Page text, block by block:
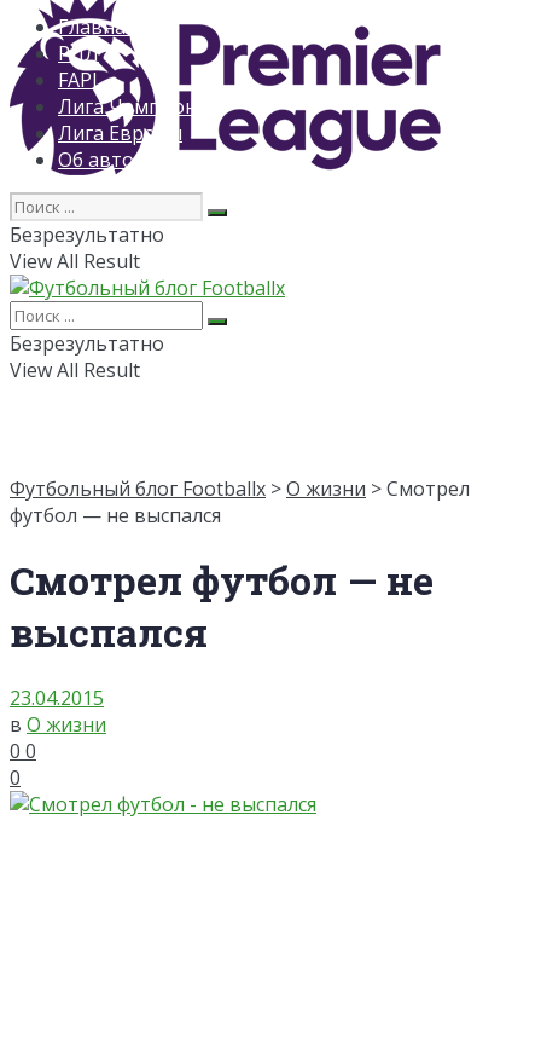
Главная
РПЛ
FAPL
Лига Чемпионов
Лига Европы
Об авторе
Безрезультатно
View All Result
Безрезультатно
View All Result
Футбольный блог Footballx >О жизни > Смотрел
футбол — не выспался
Смотрел футбол — не
выспался
23.04.2015
в О жизни
0 0
0